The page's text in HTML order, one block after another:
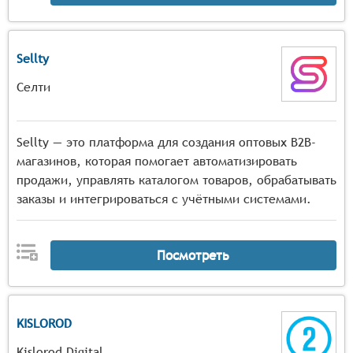
Sellty
Селти
Sellty — это платформа для создания оптовых B2B-
магазинов, которая помогает автоматизировать
продажи, управлять каталогом товаров, обрабатывать
заказы и интегрироваться с учётными системами.
Посмотреть
KISLOROD